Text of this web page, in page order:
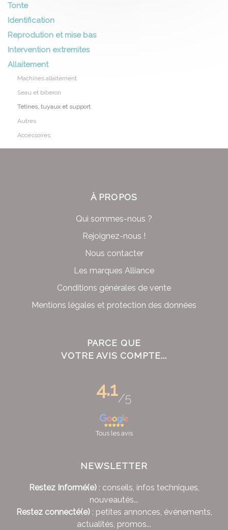
Tonte
Identification
Reprodution et mise bas
Intervention extremites
Allaitement
Machines allaitement
Seau et biberon
Tetines, tuyaux et support
Autres
Accessoires
À PROPOS
Qui sommes-nous ?
Rejoignez-nous !
Nous contacter
Les marques Alliance
Conditions générales de vente
Mentions légales et protection des données
PARCE QUE
VOTRE AVIS COMPTE...
4.1/5
Tous les avis
NEWSLETTER
Restez Informé(e): conseils, infos techniques,
nouveautés...
Restez connecté(e): petites annonces, événements,
actualités, promos...